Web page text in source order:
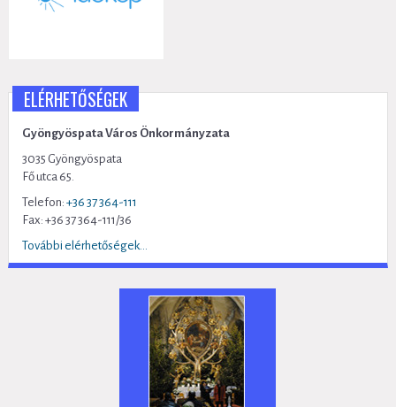
ELÉRHETŐSÉGEK
Gyöngyöspata Város Önkormányzata
3035 Gyöngyöspata
Fő utca 65.
Telefon: +36 37 364-111
Fax: +36 37 364-111/36
További elérhetőségek...